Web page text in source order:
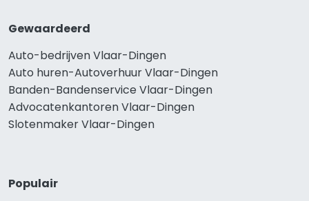
Gewaardeerd
Auto-bedrijven Vlaar-Dingen
Auto huren-Autoverhuur Vlaar-Dingen
Banden-Bandenservice Vlaar-Dingen
Advocatenkantoren Vlaar-Dingen
Slotenmaker Vlaar-Dingen
Populair